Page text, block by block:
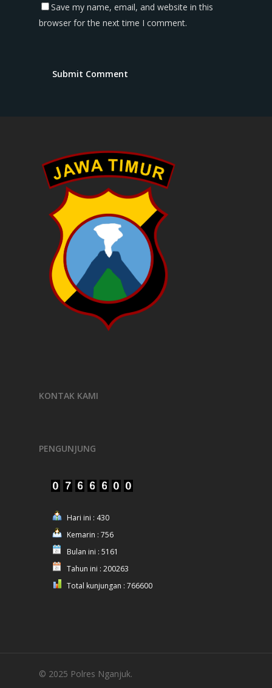
Save my name, email, and website in this
browser for the next time I comment.
KONTAK KAMI
PENGUNJUNG
Hari ini : 430
Kemarin : 756
Bulan ini : 5161
Tahun ini : 200263
Total kunjungan : 766600
© 2025 Polres Nganjuk.